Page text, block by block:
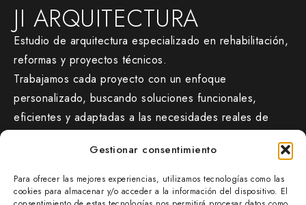
Gestionar consentimiento
Para ofrecer las mejores experiencias, utilizamos tecnologías como las
cookies para almacenar y/o acceder a la información del dispositivo. El
JI ARQUITECTURA
Estudio de arquitectura especializado en rehabilitación,
reformas y proyectos técnicos.
Trabajamos cada proyecto con un enfoque
personalizado, buscando soluciones funcionales,
eficientes y adaptadas a las necesidades reales de
jiarquitectura.com/